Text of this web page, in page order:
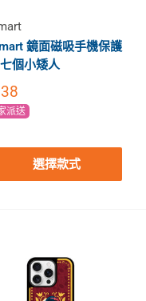
鏡面磁吸手機保護
個小矮人
派送
選擇款式